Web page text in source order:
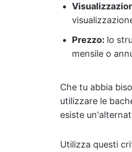
Prezzo: lo
mensile o
Che tu abbia
utilizzare le
esiste
Utilizza questi